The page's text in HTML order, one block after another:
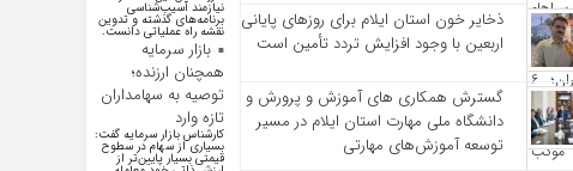
ذخایر خون استان ایلام برای روزهای پایانی
اربعین با وجود افزایش تردد تأمین است
گسترش همکاری‌ های آموزش و پرورش و
دانشگاه ملی مهارت استان ایلام در مسیر
توسعه آموزش‌های مهارتی
نیازمند آسیب‌شناسی
برنامه‌های گذشته و تدوین
نقشه راه عملیاتی دانست.
بازار سرمایه
همچنان ارزنده؛
توصیه به سهامداران
تازه وارد
کارشناس بازار سرمایه گفت:
بسیاری از سهام در سطوح
قیمتی بسیار پایین‌تر از